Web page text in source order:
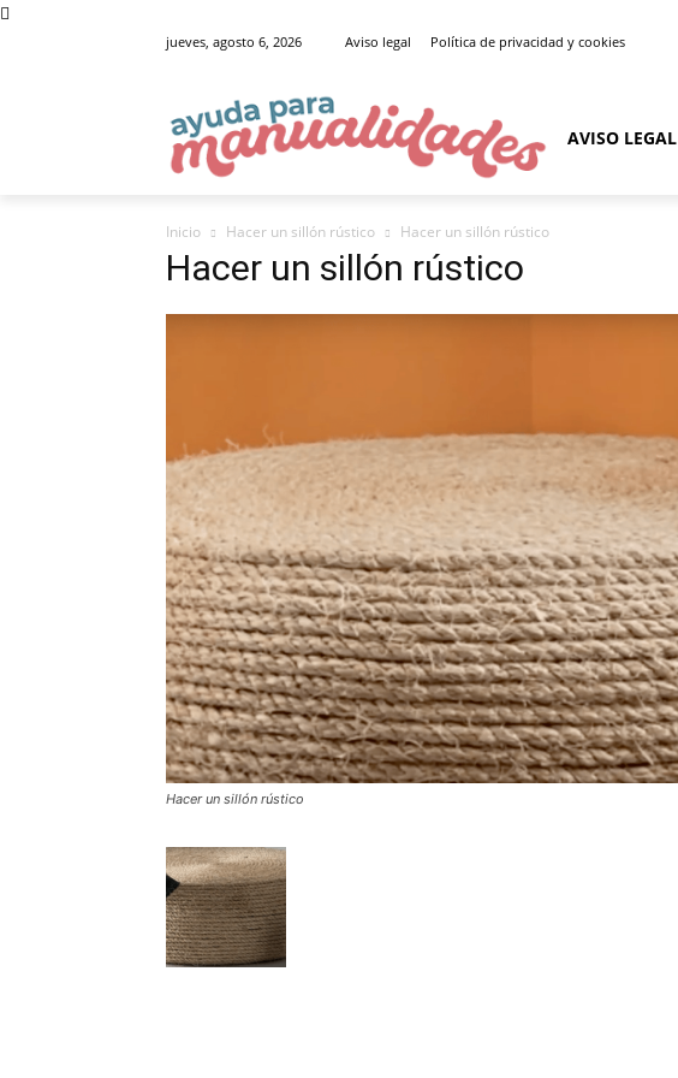
jueves, agosto 6, 2026 Aviso legal Política de privacidad y cookies
AVISO LEGAL
Inicio Hacer un sillón rústico Hacer un sillón rústico
Hacer un sillón rústico
Hacer un sillón rústico